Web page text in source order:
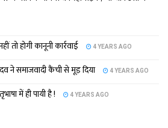
तो होगी कानूनी कार्रवाई 4 YEARS AGO
ने समाजवादी कैंची से मूड़ दिया 4 YEARS AGO
में ही पायी है ! 4 YEARS AGO